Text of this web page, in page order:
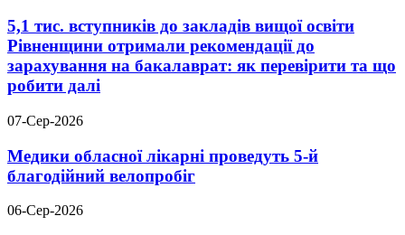
5,1 тис. вступників до закладів вищої освіти
Рівненщини отримали рекомендації до
зарахування на бакалаврат: як перевірити та що
робити далі
07-Сер-2026
Медики обласної лікарні проведуть 5-й
благодійний велопробіг
06-Сер-2026